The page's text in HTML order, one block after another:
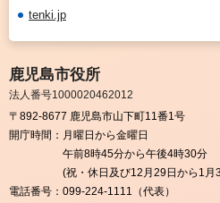
tenki.jp
鹿児島市役所
法人番号1000020462012
〒892-8677 鹿児島市山下町11番1号
開庁時間： 月曜日から金曜日
午前8時45分から午後4時30分
(祝・休日及び12月29日から1月
電話番号： 099-224-1111（代表）